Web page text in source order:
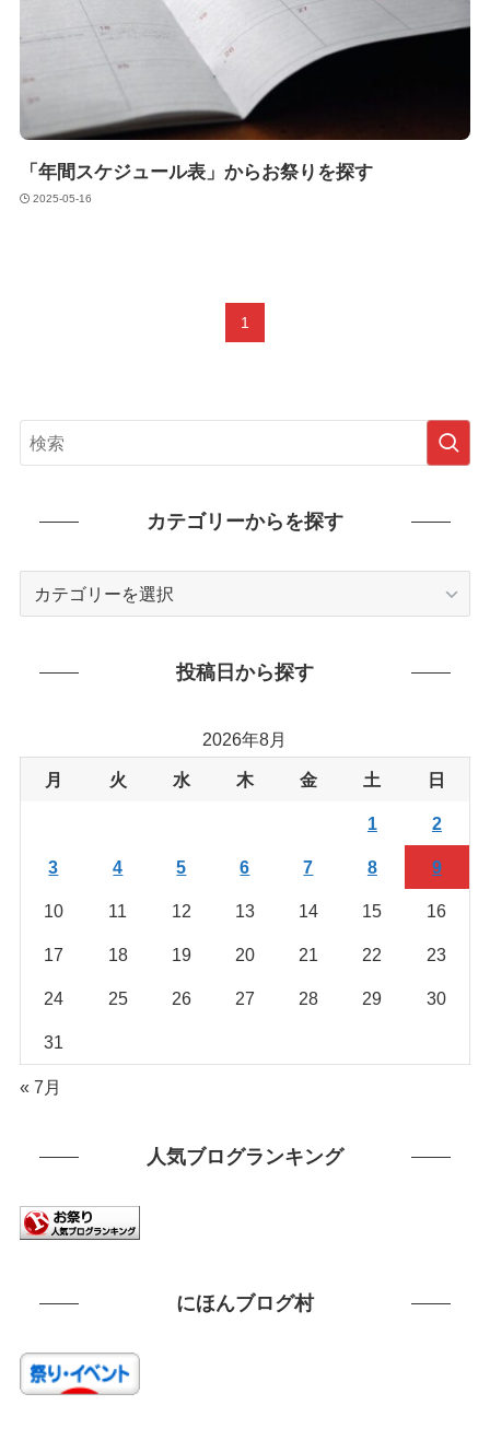
「年間スケジュール表」からお祭りを探す
2025-05-16
1
カテゴリーからを探す
投稿日から探す
2026年8月
月 火 水 木 金 土 日
1 2
3 4 5 6 7 8 9
10 11 12 13 14 15 16
17 18 19 20 21 22 23
24 25 26 27 28 29 30
31
« 7月
人気ブログランキング
にほんブログ村